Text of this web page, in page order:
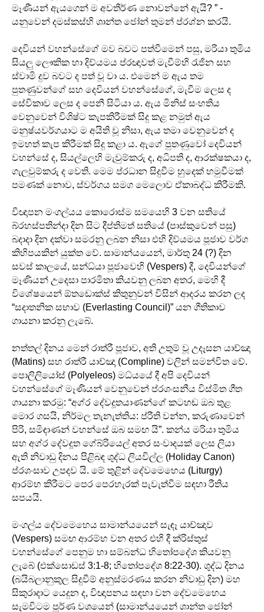
මෑණීයන් ඇයගෙන් ම අවතීර්ණ නොවන්නේ ඇයි? ” -
යනුවෙන් දමස්කස්හි ශාන්ත ජෝන් තුමන් ප්රශ්න කරයි.
දෙවියන් වහන්සේගේ මව බවට පත්වීමෙන් පසු, මරියා තුමිය
සියලු ලෞකික හා දිව්යමය ප්රඥාවත් මැවීම්හි රැජින සහ
ස්වාමි දුව බවට ද පත් වූ වා ය. එමෙන් ම ඇය තම
පුතණුවන්ගේ සහ දෙවියන් වහන්සේගේ, මැවීම ලෙස ද
සේවිකාව ලෙස ද පෙනී සිටියා ය. ඇය මිනිස් සංහතිය
වෙනුවෙන් විශිෂ්ට කැපකිරීමක් සිදු කළ නමුත් ඇය
මනුෂ්යවර්ගයාට ම අයිති වූ නිසා, ඇය තමා වෙනුවෙන් ද
ඉමහත් කැප කිරීමක් සිදු කළා ය. ඇගේ පුතණුවෝ දෙවියන්
වහන්සේ ද, සියල්ලෙහි මැවුම්කරු ද, අධිපති ද, ආරක්ෂකයා ද,
ගැලවුම්කරු ද වෙති. මෙම ප්රධාන සිදුවීම හුදෙක් හමුවීමක්
පමණක් නොව, ස්වර්ගය සමග මෙලොව ඒකාබද්ධ කිරීමකි.
විඥාපන මංගල්යය කොරොස්ම සමයෙහි 3 වන සතියේ
බ්රහස්පතින්දා දින සිට දීප්තිමත් සතියේ (පාස්කුවෙන් පසු)
බදාදා දින දක්වා සමරනු ලබන නිසා එහි දිව්යමය පූජාව වර්ග
කිහිපයකින් යුක්ත වේ. සාමාන්යයෙන්, මාර්තු 24 (?) දින
සවස් කාලයේ, සන්ධ්යා පූජාවෙහි (Vespers) දී, දෙවියන්ගේ
මෑණියන් උදෙසා පාරමිතා කියවනු ලබන අතර, මෙහි දී
විශේෂයෙන් ඕතඩොක්ස් කිතුනුවන් විසින් ආදරය කරන ලද
“සදාතනික සභාව (Everlasting Council)” යන ගීතිකාව
ගායනා කරනු ලැබේ.
නත්තල් දිනය මෙන් රාත්රී පූජාව, අති උතුම් වූ උදෑසන යාච්ඤා
(Matins) සහ රාත්රී යාච්ඤා (Compline) වලින් සමන්විත වේ.
පොලිලියෝස් (Polyeleos) මධ්යයේ දී අපි දෙවියන්
වහන්සේගේ මෑණියන් වෙනුවෙන් ප්රශංසනීය විස්මිත ගීත
ගායනා කරමු: “අග්ර දේවදූතයාණන්ගේ කටහඬ ඔබ තුළ
මොර ගසයි, නිර්මල තැනැත්තිය: ප්රීති වන්න, කරුණාවෙන්
පිරි, සමිඳාණන් වහන්සේ ඔබ සමඟ යි”. කන්ය මරියා තුමිය
සහ අග්ර දේවදූත ගේබ්රියෙල් අතර සංවාදයක් ලෙස ලියා
ඇති නිවාඩු දිනය පිළිබඳ ශුද්ධ ලියවිල්ල (Holiday Canon)
ප්රශංසාව උපදව යි. මේ තුළින් දේවමෙහෙය (Liturgy)
ආරම්භ කිරීමට පෙර පෙරහැරක් පැවැත්වීම සඳහා රීතිය
සපයයි.
මංගල්ය දේවමෙහෙය සාමාන්යයෙන් සැඳෑ යාච්ඤාව
(Vespers) සමඟ ආරම්භ වන අතර එහි දී ක්රිස්තුස්
වහන්සේගේ පෙනුම හා සම්බන්ධ හිතෝපදේශ කියවනු
ලැබේ (එක්සොඩස් 3:1-8; හිතෝපදේශ 8:22-30). ශුද්ධ දිනය
(බයිබලානුකුල සිදුවීම් අනුස්මරණය කරන නිවාඩු දින) මහ
සිකුරාදාට යෙදුන ද, විඥාපනය සඳහා වන දේවමෙහෙය
සැමවිටම පූර්ණ වශයෙන් (සාමාන්යයෙන් ශාන්ත ජෝන්